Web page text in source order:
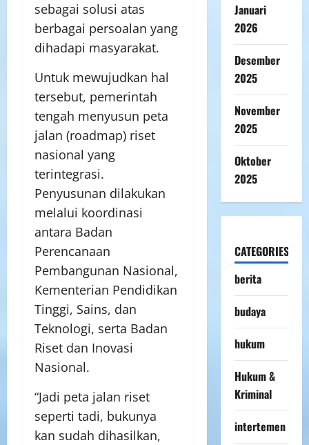
sebagai solusi atas
berbagai persoalan yang
dihadapi masyarakat.
Untuk mewujudkan hal
tersebut, pemerintah
tengah menyusun peta
jalan (roadmap) riset
nasional yang
terintegrasi.
Penyusunan dilakukan
melalui koordinasi
antara Badan
Perencanaan
Pembangunan Nasional,
Kementerian Pendidikan
Tinggi, Sains, dan
Teknologi, serta Badan
Riset dan Inovasi
Nasional.
“Jadi peta jalan riset
seperti tadi, bukunya
kan sudah dihasilkan,
Januari
2026
Desember
2025
November
2025
Oktober
2025
CATEGORIES
berita
budaya
hukum
Hukum &
Kriminal
intertemen